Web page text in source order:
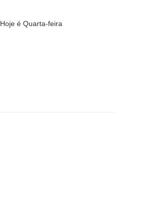
Hoje é Quarta-feira